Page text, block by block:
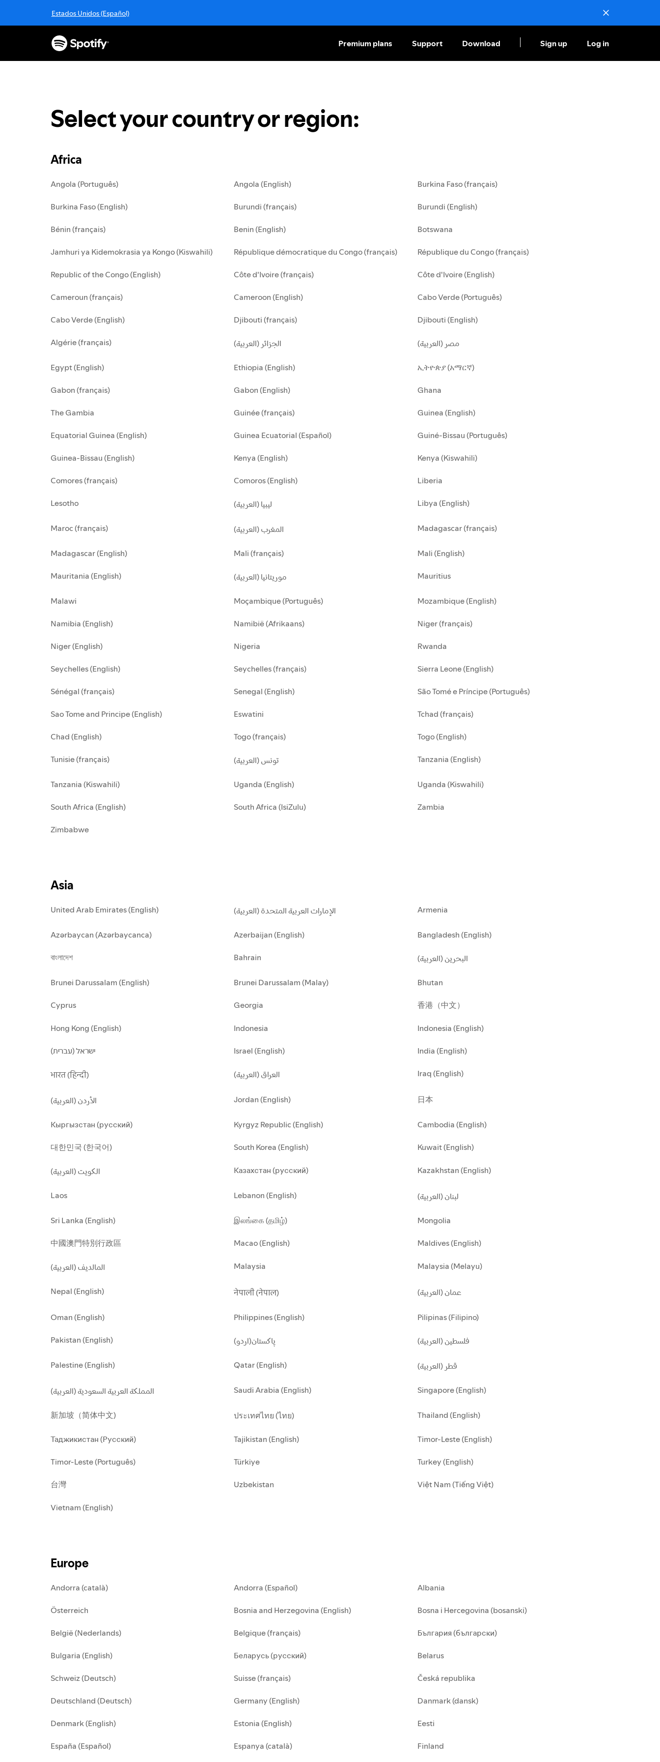
i
o
Estados Unidos (Español)
Premium plans Support Download Sign up Log in
Select your country or region:
Africa
Angola (Português) Angola (English) Burkina Faso (français)
Burkina Faso (English) Burundi (français) Burundi (English)
Bénin (français) Benin (English) Botswana
Jamhuri ya Kidemokrasia ya Kongo (Kiswahili) République démocratique du Congo (français) République du Congo (français)
Republic of the Congo (English) Côte d'Ivoire (français) Côte d'Ivoire (English)
Cameroun (français) Cameroon (English) Cabo Verde (Português)
Cabo Verde (English) Djibouti (français) Djibouti (English)
Algérie (français) الجزائر (العربية) مصر (العربية)
Egypt (English) Ethiopia (English) ኢትዮጵያ (አማርኛ)
Gabon (français) Gabon (English) Ghana
The Gambia Guinée (français) Guinea (English)
Equatorial Guinea (English) Guinea Ecuatorial (Español) Guiné-Bissau (Português)
Guinea-Bissau (English) Kenya (English) Kenya (Kiswahili)
Comores (français) Comoros (English) Liberia
Lesotho ليبيا (العربية) Libya (English)
Maroc (français) المغرب (العربية) Madagascar (français)
Madagascar (English) Mali (français) Mali (English)
Mauritania (English) موريتانيا (العربية) Mauritius
Malawi Moçambique (Português) Mozambique (English)
Namibia (English) Namibië (Afrikaans) Niger (français)
Niger (English) Nigeria Rwanda
Seychelles (English) Seychelles (français) Sierra Leone (English)
Sénégal (français) Senegal (English) São Tomé e Príncipe (Português)
Sao Tome and Principe (English) Eswatini Tchad (français)
Chad (English) Togo (français) Togo (English)
Tunisie (français) تونس (العربية) Tanzania (English)
Tanzania (Kiswahili) Uganda (English) Uganda (Kiswahili)
South Africa (English) South Africa (IsiZulu) Zambia
Zimbabwe
Asia
United Arab Emirates (English) الإمارات العربية المتحدة (العربية) Armenia
Azərbaycan (Azərbaycanca) Azerbaijan (English) Bangladesh (English)
বাংলাদেশ Bahrain البحرين (العربية)
Brunei Darussalam (English) Brunei Darussalam (Malay) Bhutan
Cyprus Georgia 香港（中文）
Hong Kong (English) Indonesia Indonesia (English)
ישראל (עברית) Israel (English) India (English)
भारत (हिन्दी) العراق (العربية) Iraq (English)
الأردن (العربية) Jordan (English) 日本
Кыргызстан (русский) Kyrgyz Republic (English) Cambodia (English)
대한민국 (한국어) South Korea (English) Kuwait (English)
الكويت (العربية) Казахстан (русский) Kazakhstan (English)
Laos Lebanon (English) لبنان (العربية)
Sri Lanka (English) இலங்கை (தமிழ்) Mongolia
中國澳門特別行政區 Macao (English) Maldives (English)
المالديف (العربية) Malaysia Malaysia (Melayu)
Nepal (English) नेपाली (नेपाल) عمان (العربية)
Oman (English) Philippines (English) Pilipinas (Filipino)
Pakistan (English) پاکستان(اردو) فلسطين (العربية)
Palestine (English) Qatar (English) قطر (العربية)
المملكة العربية السعودية (العربية) Saudi Arabia (English) Singapore (English)
新加坡（简体中文) ประเทศไทย (ไทย) Thailand (English)
Таджикистан (Русский) Tajikistan (English) Timor-Leste (English)
Timor-Leste (Português) Türkiye Turkey (English)
台灣 Uzbekistan Việt Nam (Tiếng Việt)
Vietnam (English)
Europe
Andorra (català) Andorra (Español) Albania
Österreich Bosnia and Herzegovina (English) Bosna i Hercegovina (bosanski)
België (Nederlands) Belgique (français) България (български)
Bulgaria (English) Беларусь (русский) Belarus
Schweiz (Deutsch) Suisse (français) Česká republika
Deutschland (Deutsch) Germany (English) Danmark (dansk)
Denmark (English) Estonia (English) Eesti
España (Español) Espanya (català) Finland